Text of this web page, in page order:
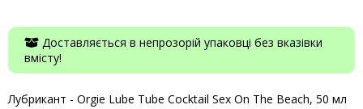
Доставляється в непрозорій упаковці без вказівки
вмісту!
Лубрикант - Orgie Lube Tube Cocktail Sex On The Beach, 50 мл